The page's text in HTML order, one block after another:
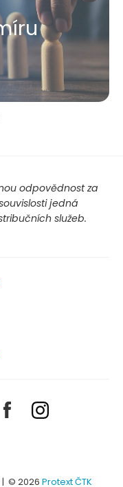
odpovědnost za
jedná
služeb.
FacebookInstagram
| © 2026 Protext ČTK